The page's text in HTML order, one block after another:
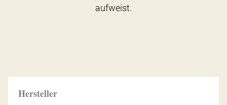
Hersteller
aufweist.